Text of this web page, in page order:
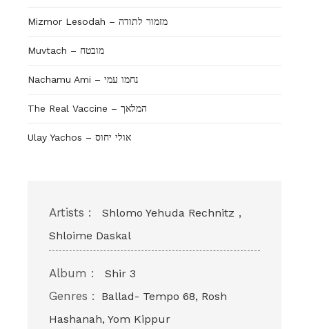
Mizmor Lesodah – מזמור לתודה
Muvtach – מובטח
Nachamu Ami – נחמו עמי
The Real Vaccine – המלאך
Ulay Yachos – אולי יחוס
Artists : Shlomo Yehuda Rechnitz ,
Shloime Daskal
Album : Shir 3
Genres :
Ballad- Tempo 68, Rosh
Hashanah, Yom Kippur